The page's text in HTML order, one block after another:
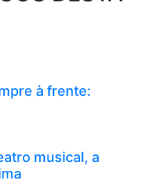
à frente:
musical, a